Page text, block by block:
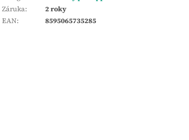
Záruka:
2 roky
EAN: 8595065735285